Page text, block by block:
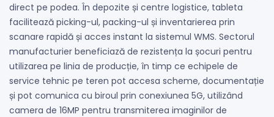
direct pe podea. În depozite și centre logistice, tableta
facilitează picking-ul, packing-ul și inventarierea prin
scanare rapidă și acces instant la sistemul WMS. Sectorul
manufacturier beneficiază de rezistența la șocuri pentru
utilizarea pe linia de producție, în timp ce echipele de
service tehnic pe teren pot accesa scheme, documentație
și pot comunica cu biroul prin conexiunea 5G, utilizând
camera de 16MP pentru transmiterea imaginilor de